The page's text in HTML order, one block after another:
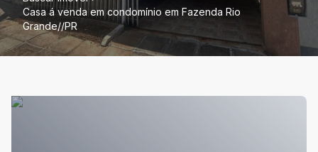
Casa á venda em condomínio em Fazenda Rio
Grande//PR